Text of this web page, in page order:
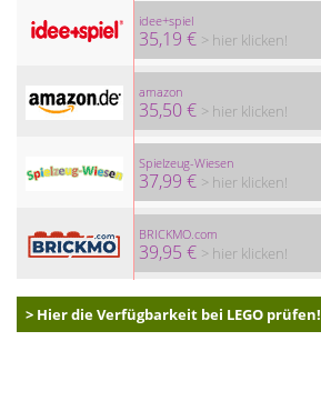
idee+spiel
35,19 € > hier klicken!
amazon
35,50 € > hier klicken!
Spielzeug-Wiesen
37,99 € > hier klicken!
BRICKMO.com
39,95 € > hier klicken!
> Hier die Verfügbarkeit bei LEGO prüfen!